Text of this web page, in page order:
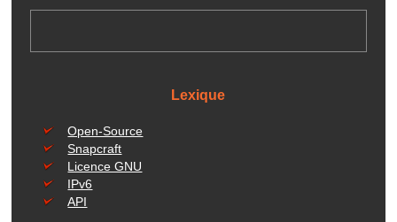
Lexique
Open-Source
Snapcraft
Licence GNU
IPv6
API